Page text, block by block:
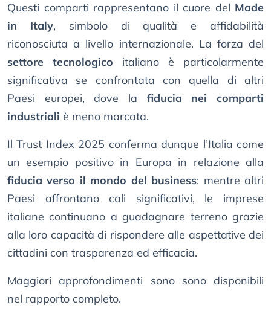
Questi comparti rappresentano il cuore del Made
in Italy, simbolo di qualità e affidabilità
riconosciuta a livello internazionale. La forza del
settore tecnologico italiano è particolarmente
significativa se confrontata con quella di altri
Paesi europei, dove la fiducia nei comparti
industriali è meno marcata.
Il Trust Index 2025 conferma dunque l’Italia come
un esempio positivo in Europa in relazione alla
fiducia verso il mondo del business: mentre altri
Paesi affrontano cali significativi, le imprese
italiane continuano a guadagnare terreno grazie
alla loro capacità di rispondere alle aspettative dei
cittadini con trasparenza ed efficacia.
Maggiori approfondimenti sono sono disponibili
nel rapporto completo.